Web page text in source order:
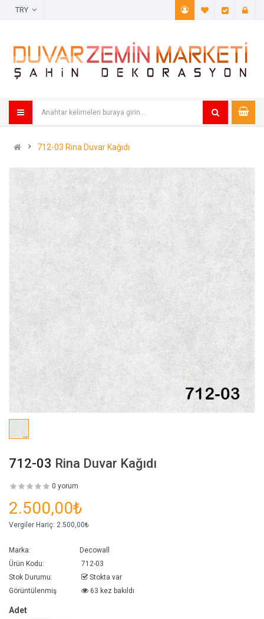
A. Listem
712-03 Rina Duvar Kağıdı
712-03 Rina Duvar Kağıdı
0 yorum
2.500,00₺
Vergiler Hariç: 2.500,00₺
Marka:
Decowall
Ürün Kodu:
712-03
Stok Durumu:
Stokta var
Görüntülenmiş
63 kez bakıldı
Adet